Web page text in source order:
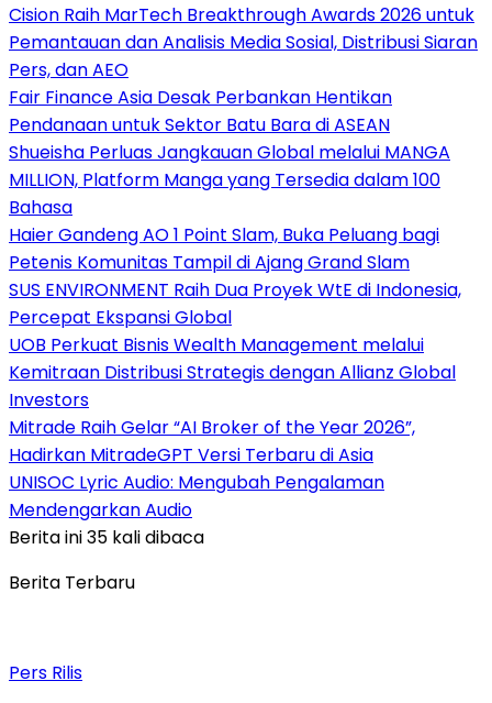
Cision Raih MarTech Breakthrough Awards 2026 untuk
Pemantauan dan Analisis Media Sosial, Distribusi Siaran
Pers, dan AEO
Fair Finance Asia Desak Perbankan Hentikan
Pendanaan untuk Sektor Batu Bara di ASEAN
Shueisha Perluas Jangkauan Global melalui MANGA
MILLION, Platform Manga yang Tersedia dalam 100
Bahasa
Haier Gandeng AO 1 Point Slam, Buka Peluang bagi
Petenis Komunitas Tampil di Ajang Grand Slam
SUS ENVIRONMENT Raih Dua Proyek WtE di Indonesia,
Percepat Ekspansi Global
UOB Perkuat Bisnis Wealth Management melalui
Kemitraan Distribusi Strategis dengan Allianz Global
Investors
Mitrade Raih Gelar “AI Broker of the Year 2026”,
Hadirkan MitradeGPT Versi Terbaru di Asia
UNISOC Lyric Audio: Mengubah Pengalaman
Mendengarkan Audio
Berita ini 35 kali dibaca
Berita Terbaru
Pers Rilis